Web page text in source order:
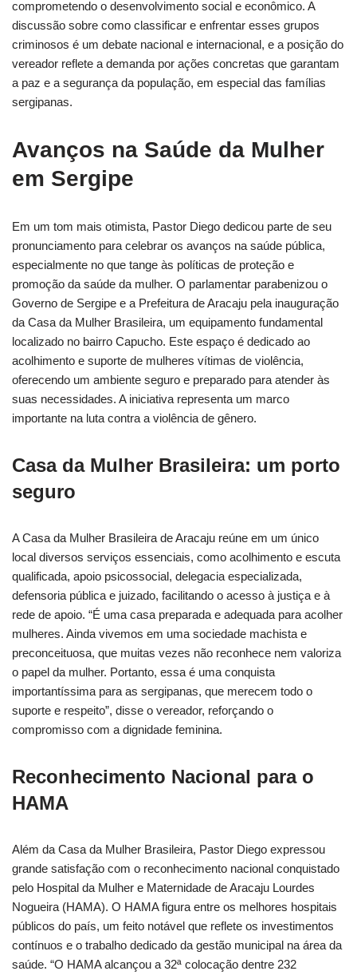
comprometendo o desenvolvimento social e econômico. A
discussão sobre como classificar e enfrentar esses grupos
criminosos é um debate nacional e internacional, e a posição do
vereador reflete a demanda por ações concretas que garantam
a paz e a segurança da população, em especial das famílias
sergipanas.
Avanços na Saúde da Mulher
em Sergipe
Em um tom mais otimista, Pastor Diego dedicou parte de seu
pronunciamento para celebrar os avanços na saúde pública,
especialmente no que tange às políticas de proteção e
promoção da saúde da mulher. O parlamentar parabenizou o
Governo de Sergipe e a Prefeitura de Aracaju pela inauguração
da Casa da Mulher Brasileira, um equipamento fundamental
localizado no bairro Capucho. Este espaço é dedicado ao
acolhimento e suporte de mulheres vítimas de violência,
oferecendo um ambiente seguro e preparado para atender às
suas necessidades. A iniciativa representa um marco
importante na luta contra a violência de gênero.
Casa da Mulher Brasileira: um porto
seguro
A Casa da Mulher Brasileira de Aracaju reúne em um único
local diversos serviços essenciais, como acolhimento e escuta
qualificada, apoio psicossocial, delegacia especializada,
defensoria pública e juizado, facilitando o acesso à justiça e à
rede de apoio. “É uma casa preparada e adequada para acolher
mulheres. Ainda vivemos em uma sociedade machista e
preconceituosa, que muitas vezes não reconhece nem valoriza
o papel da mulher. Portanto, essa é uma conquista
importantíssima para as sergipanas, que merecem todo o
suporte e respeito”, disse o vereador, reforçando o
compromisso com a dignidade feminina.
Reconhecimento Nacional para o
HAMA
Além da Casa da Mulher Brasileira, Pastor Diego expressou
grande satisfação com o reconhecimento nacional conquistado
pelo Hospital da Mulher e Maternidade de Aracaju Lourdes
Nogueira (HAMA). O HAMA figura entre os melhores hospitais
públicos do país, um feito notável que reflete os investimentos
contínuos e o trabalho dedicado da gestão municipal na área da
saúde. “O HAMA alcançou a 32ª colocação dentre 232